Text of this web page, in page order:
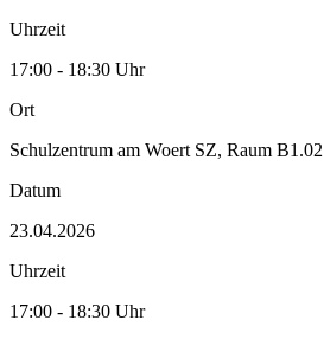
Uhrzeit
17:00 - 18:30 Uhr
Ort
Schulzentrum am Woert SZ, Raum B1.02
Datum
23.04.2026
Uhrzeit
17:00 - 18:30 Uhr